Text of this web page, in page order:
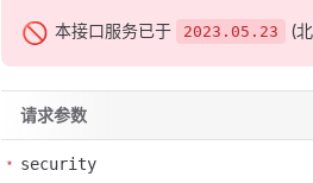
🚫 本接口服务已于 2023.05.23 (
请求参数
security